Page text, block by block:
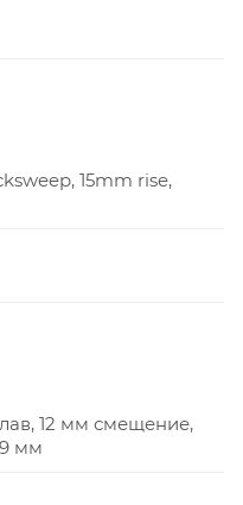
15mm rise,
12 мм смещение,
мм